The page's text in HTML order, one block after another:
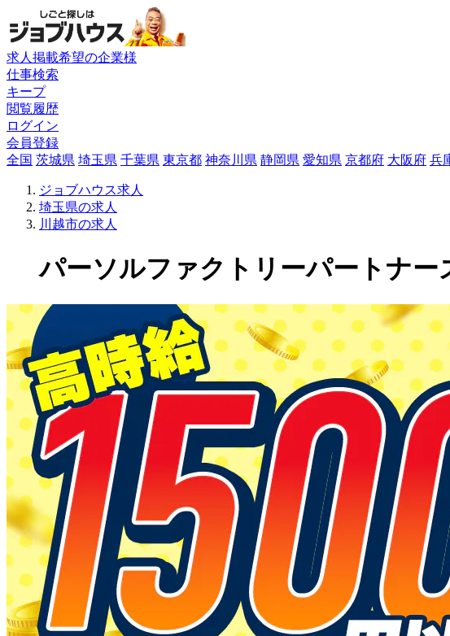
求人掲載希望の企業様
仕事検索
キープ
閲覧履歴
ログイン
会員登録
全国 茨城県 埼玉県 千葉県 東京都 神奈川県 静岡県 愛知県 京都府 大阪府 兵
ジョブハウス求人
埼玉県の求人
川越市の求人
パーソルファクトリーパートナー